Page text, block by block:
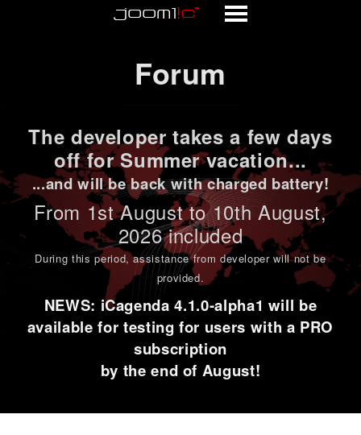
Forum
The developer takes a few days
off for Summer vacation...
...and will be back with charged battery!
From 1stAugust to 10th August,
2026 included
During this period,assistance from developer will not be
provided.
NEWS: iCagenda 4.1.0-alpha1 will be
available for testing for users with a PRO
subscription
by the end of August!